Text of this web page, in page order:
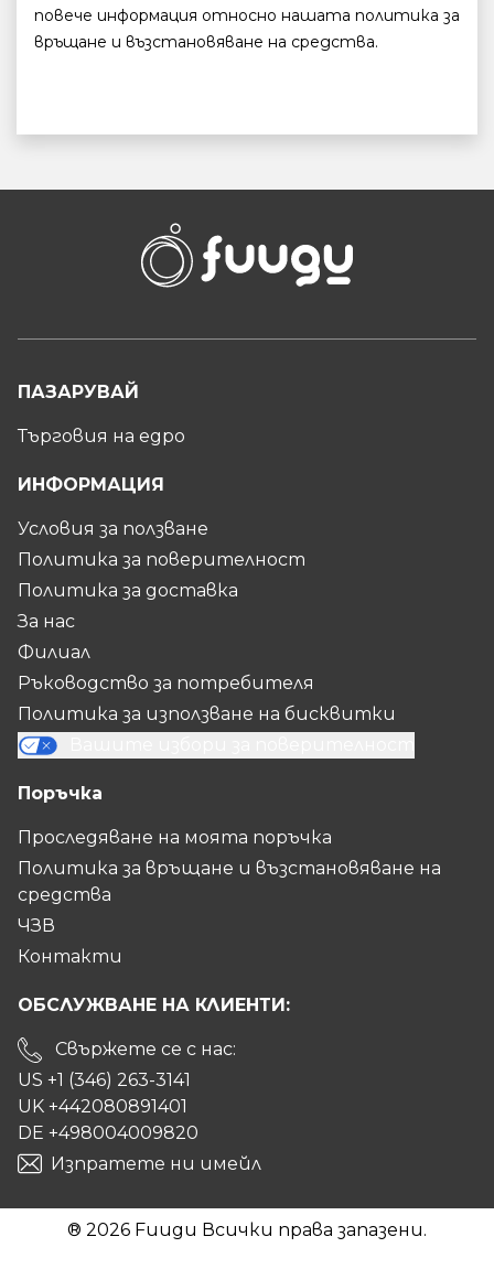
повече информация относно нашата политика за
връщане и възстановяване на средства.
ПАЗАРУВАЙ
Търговия на едро
ИНФОРМАЦИЯ
Условия за ползване
Политика за поверителност
Политика за доставка
За нас
Филиал
Ръководство за потребителя
Политика за използване на бисквитки
Поръчка
Проследяване на моята поръчка
Политика за връщане и възстановяване на
средства
ЧЗВ
Контакти
ОБСЛУЖВАНЕ НА КЛИЕНТИ:
Свържете се с нас:
US +1 (346) 263-3141
UK +442080891401
DE +498004009820
Изпратете ни имейл
® 2026 Fuugu Всички права запазени.